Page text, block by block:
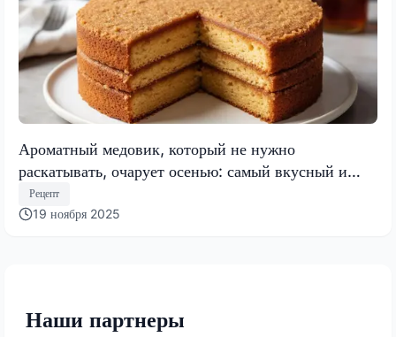
Ароматный медовик, который не нужно
раскатывать, очарует осенью: самый вкусный и
быстрый торт 2025 года
Рецепт
19 ноября 2025
Наши партнеры